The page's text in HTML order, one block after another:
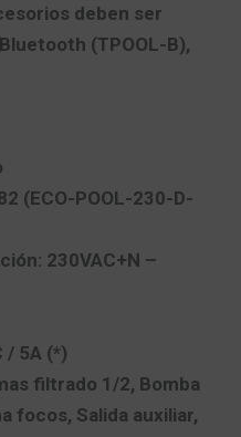
deben ser
(TPOOL-B),
(ECO-POOL-230-D-
230VAC+N –
/ 5A (*)
filtrado 1/2, Bomba
focos, Salida auxiliar,